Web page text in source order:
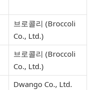
브로콜리 (Broccoli
Co., Ltd.)
브로콜리 (Broccoli
Co., Ltd.)
Dwango Co., Ltd.